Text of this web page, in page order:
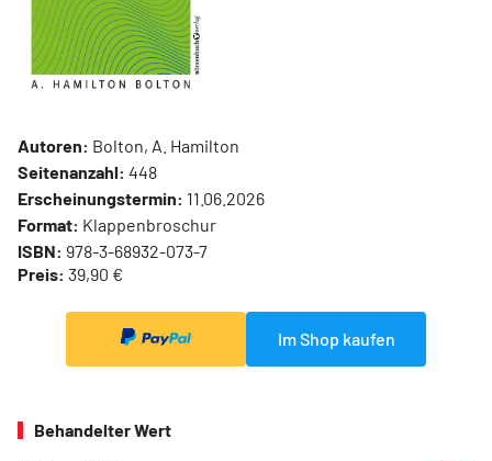
Autoren: Bolton, A. Hamilton
Seitenanzahl: 448
Erscheinungstermin: 11.06.2026
Format: Klappenbroschur
ISBN: 978-3-68932-073-7
Preis: 39,90 €
Im Shop kaufen
Behandelter Wert